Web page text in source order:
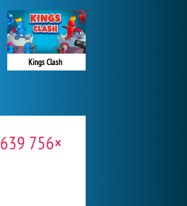
Kings Clash
639 756×